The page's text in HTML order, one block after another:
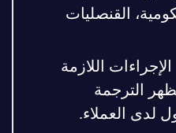
القنصليات
اللازمة
الترجمة
لدى العملاء.